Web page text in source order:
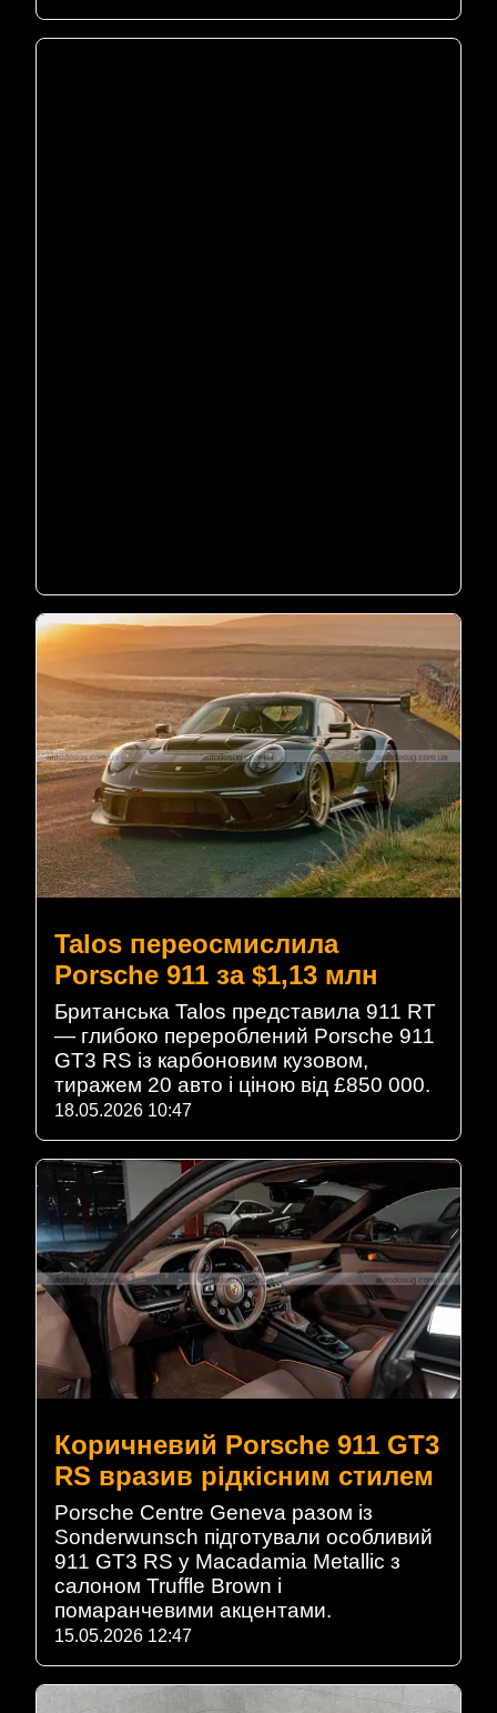
Talos переосмислила
Porsche 911 за $1,13 млн
Британська Talos представила 911 RT
— глибоко перероблений Porsche 911
GT3 RS із карбоновим кузовом,
тиражем 20 авто і ціною від £850 000.
18.05.2026 10:47
Коричневий Porsche 911 GT3
RS вразив рідкісним стилем
Porsche Centre Geneva разом із
Sonderwunsch підготували особливий
911 GT3 RS у Macadamia Metallic з
салоном Truffle Brown і
помаранчевими акцентами.
15.05.2026 12:47